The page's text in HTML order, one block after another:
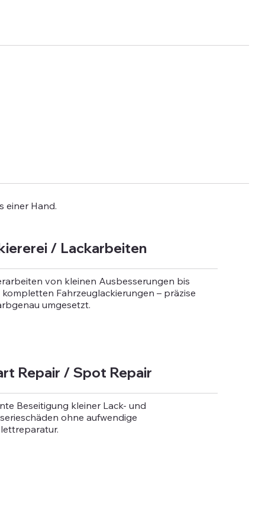
einer Hand.
/ Lackarbeiten
von kleinen Ausbesserungen bis
kompletten Fahrzeuglackierungen – präzise
umgesetzt.
Repair / Spot Repair
Beseitigung kleiner Lack- und
ohne aufwendige